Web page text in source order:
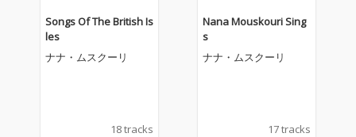
Songs Of The British Is
les
ナナ・ムスクーリ
18 tracks
Nana Mouskouri Sing
s
ナナ・ムスクーリ
17 tracks